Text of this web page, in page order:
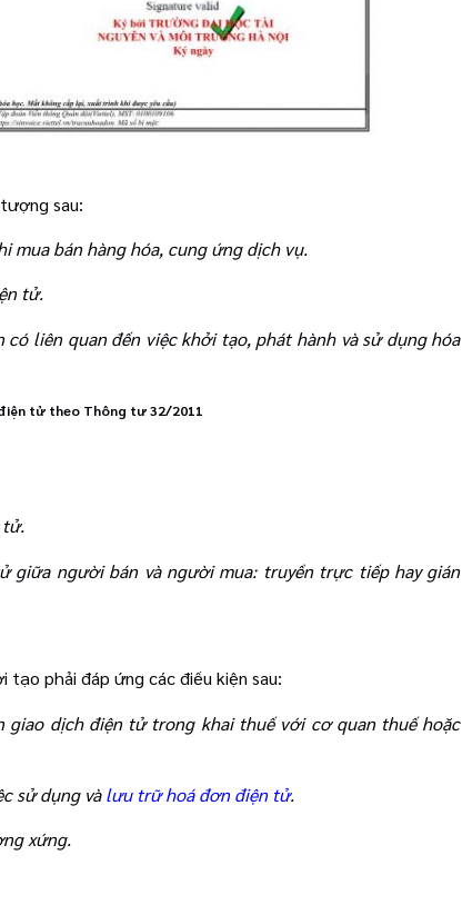
sau:
mua bán hàng hóa, cung ứng dịch vụ.
tử.
liên quan đến việc khởi tạo, phát hành và sử dụng hóa
tử theo Thông tư 32/2011
tử.
giữa người bán và người mua: truyền trực tiếp hay gián
phải đáp ứng các điều kiện sau:
dịch điện tử trong khai thuế với cơ quan thuế hoặc
sử dụng vàlưu trữ hoá đơn điện tử.
xứng.